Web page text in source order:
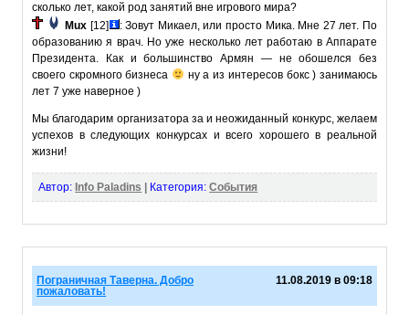
сколько лет, какой род занятий вне игрового мира?
Mux [12]
: Зовут Микаел, или просто Мика. Мне 27 лет. По
образованию я врач. Но уже несколько лет работаю в Аппарате
Президента. Как и большинство Армян — не обошелся без
своего скромного бизнеса
ну а из интересов бокс ) занимаюсь
лет 7 уже наверное )
Мы благодарим организатора за и неожиданный конкурс, желаем
успехов в следующих конкурсах и всего хорошего в реальной
жизни!
Автор: Info Paladins Категория: События
Пограничная Таверна. Добро
пожаловать!
11.08.2019 в 09:18